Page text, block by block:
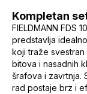
Kompletan
FIELDMANN FDS
predstavlja
koji traže
bitova i nasadnih
šrafova i zavrtnja.
rad postaje brz i